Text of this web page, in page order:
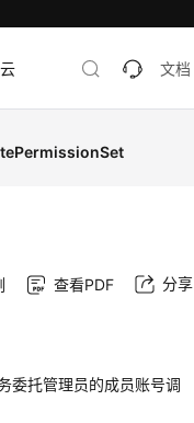
文档
查看PDF 分享
委托管理员的成员账号调